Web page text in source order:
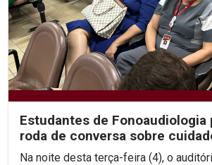
Estudantes de Fonoaudiologia
roda de conversa sobre
saúde durante os...
Na noite desta terça-feira (4), o